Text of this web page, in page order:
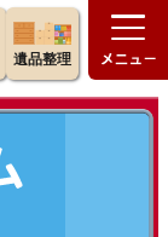
遺品整理